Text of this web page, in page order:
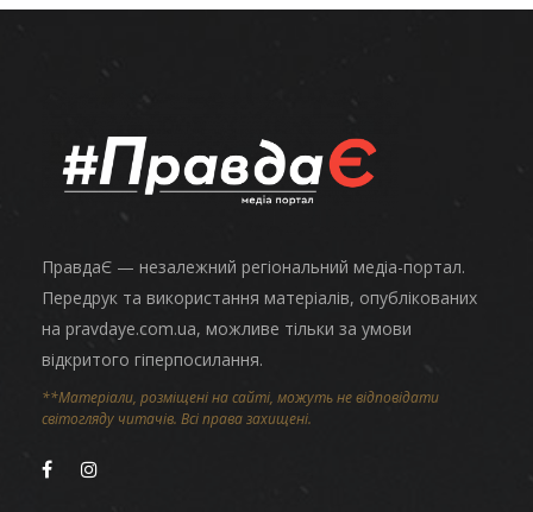
ПравдаЄ — незалежний регіональний медіа-портал.
Передрук та використання матеріалів, опублікованих
на pravdaye.com.ua, можливе тільки за умови
відкритого гіперпосилання.
**Матеріали, розміщені на сайті, можуть не відповідати
світогляду читачів. Всі права захищені.